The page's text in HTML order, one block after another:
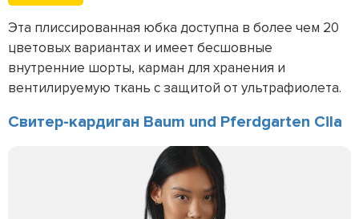
Эта плиссированная юбка доступна в более чем 20
цветовых вариантах и имеет бесшовные
внутренние шорты, карман для хранения и
вентилируемую ткань с защитой от ультрафиолета.
Свитер-кардиган Baum und Pferdgarten Cila